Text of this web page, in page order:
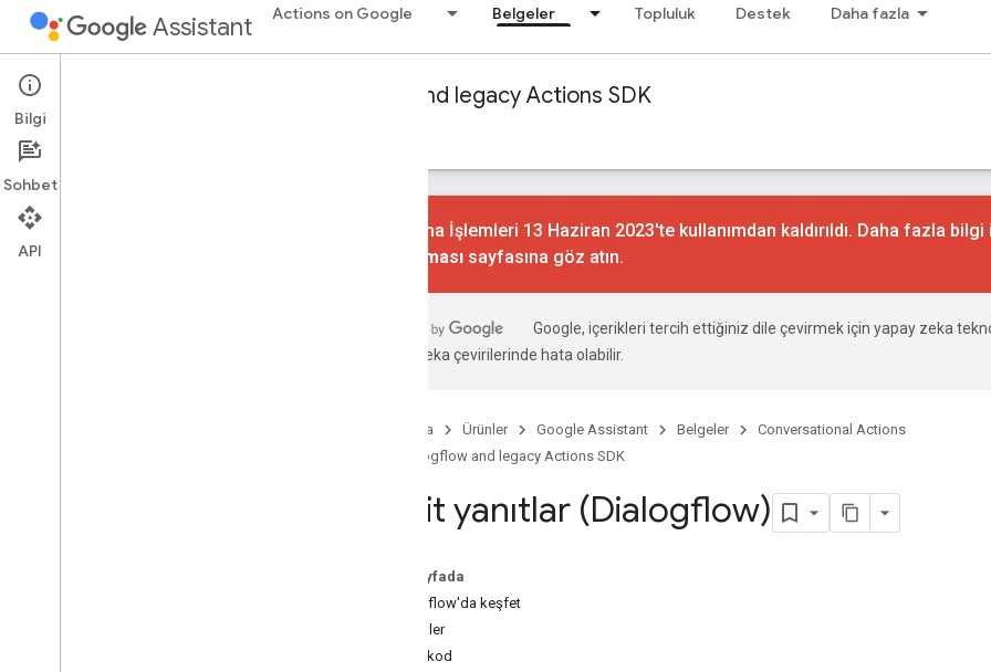
Assistant Actions on Google Belgeler Topluluk Destek Daha fazla
Conversational Actions Dialogflow and legacy Actions SDK
Rehberler
Konuşma İşlemleri 13 Haziran 2023'te kullanımdan kaldırıldı. Daha fazla
kaldırılması sayfasına göz atın.
Google, içerikleri tercih ettiğiniz dile çevirmek için yapay zeka
Yapay zeka çevirilerinde hata olabilir.
Ana Sayfa Ürünler Google Assistant Belgeler
Conversational Actions
Dialogflow and legacy Actions SDK
Basit yanıtlar (Dialogflow)
Bu sayfada
Dialogflow'da keşfet
Özellikler
Örnek kod
Bilgi
Sohbet
API